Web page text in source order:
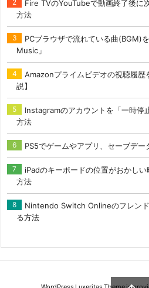
Fire TVのYouTubeで動画終了後に
方法
PCブラウザで流れている曲(BGM)
Music」
Amazonプライムビデオの視聴履歴
説】
Instagramのアカウントを「一時停
方法
PS5でゲームやアプリ、セーブデー
iPadのキーボードの位置がおかし
方法
Nintendo Switch Onlineのフレン
る方法